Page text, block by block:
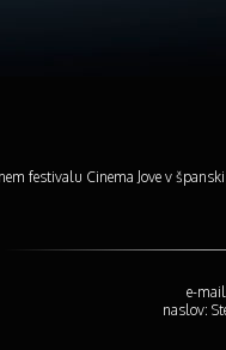
festivalu Cinema Jove v
e-
naslov: